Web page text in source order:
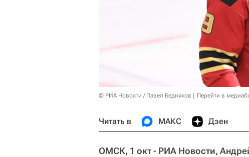
© РИА Новости / Павел Бедняков Перейти в
Читать в МАКС Дзен
ОМСК, 1 окт - РИА Новости,